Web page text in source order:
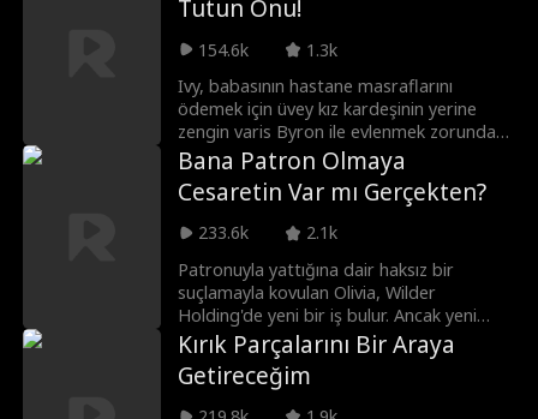
ayırma planlarına karşı zorlu bir mücadele
verecektir.
Tutun Onu!
154.6k
1.3k
Ivy, babasının hastane masraflarını
ödemek için üvey kız kardeşinin yerine
zengin varis Byron ile evlenmek zorunda
kalır. Ancak düğün günü Byron ortadan
kaybolarak Ivy'yi herkesin içinde rezil eder.
Nihayet evlendiklerinde, birbirlerine aşık
olmamak için üç kural belirlerler. Ne var ki
Byron, ona çoktan aşık olduğunu itiraf
ederek bu anlaşmanın saçma olduğunu
söyler ve Ivy'ye duygularını sorar. Peki Ivy,
onun aşkına karşılık verecek mi?
Bana Patron Olmaya
Cesaretin Var mı Gerçekten?
233.6k
2.1k
Patronuyla yattığına dair haksız bir
suçlamayla kovulan Olivia, Wilder
Holding'de yeni bir iş bulur. Ancak yeni
patronunun dün gece birlikte olduğu
Theo Wilder olduğunu fark eder! Olivia
birlikte çalışamayacaklarını söylese de
Theo kalması için ona meydan okur ve bir
Kırık Parçalarını Bir Araya
Getireceğim